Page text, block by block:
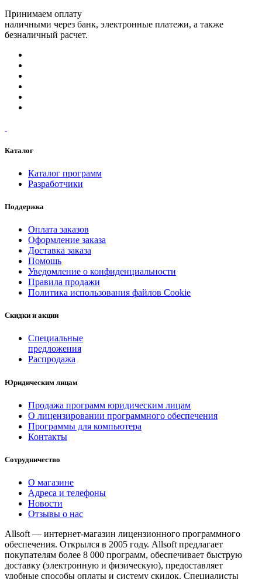
Принимаем оплату
наличными через банк, электронные платежи, а также
безналичный расчет.
Каталог
Каталог программ
Разработчики
Поддержка
Оплата заказов
Оформление заказа
Доставка заказа
Помощь
Уведомление о конфиденциальности
Правила продажи
Политика использования файлов Cookie
Скидки и акции
Специальные
предложения
Распродажа
Юридическим лицам
Продажа программ юридическим лицам
О лицензировании программного обеспечения
Программы для компьютера
Контакты
Сотрудничество
О магазине
Адреса и телефоны
Новости
Отзывы о нас
Allsoft — интернет-магазин лицензионного программного
обеспечения. Открылся в 2005 году. Allsoft предлагает
покупателям более 8 000 программ, обеспечивает быструю
доставку (электронную и физическую), предоставляет
удобные способы оплаты и систему скидок. Специалисты